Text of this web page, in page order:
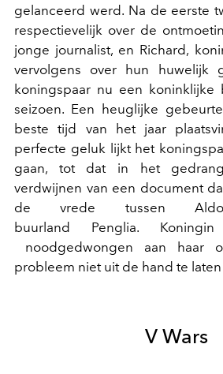
gelanceerd werd. Na de eerste
respectievelijk over de
jonge journalist, en Richard,
vervolgens over hun huwelijk
koningspaar nu een
seizoen. Een heuglijke
beste tijd van het jaar
perfecte geluk lijkt het
gaan, tot dat in het
verdwijnen van een document
de vrede tussen
buurland Penglia.
noodgedwongen aan haar
probleem niet uit de hand te
V Wars